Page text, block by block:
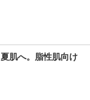
肌へ。脂性肌向け